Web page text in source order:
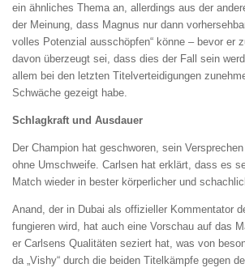
ein ähnliches Thema an, allerdings aus der
der Meinung, dass Magnus nur dann
volles Potenzial ausschöpfen“ könne – bevor er
davon überzeugt sei, dass dies der Fall sein
allem bei den letzten Titelverteidigungen
Schwäche gezeigt habe.
Schlagkraft und Ausdauer
Der Champion hat geschworen, sein
ohne Umschweife. Carlsen hat erklärt, dass es
Match wieder in bester körperlicher und
Anand, der in Dubai als offizieller Kommentator
fungieren wird, hat auch eine Vorschau auf das
er Carlsens Qualitäten seziert hat, was von
da „Vishy“ durch die beiden Titelkämpfe gegen